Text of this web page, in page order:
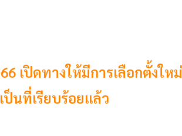
เปิดทางให้มีการเลือกตั้งใ
นที่เรียบร้อยแล้ว